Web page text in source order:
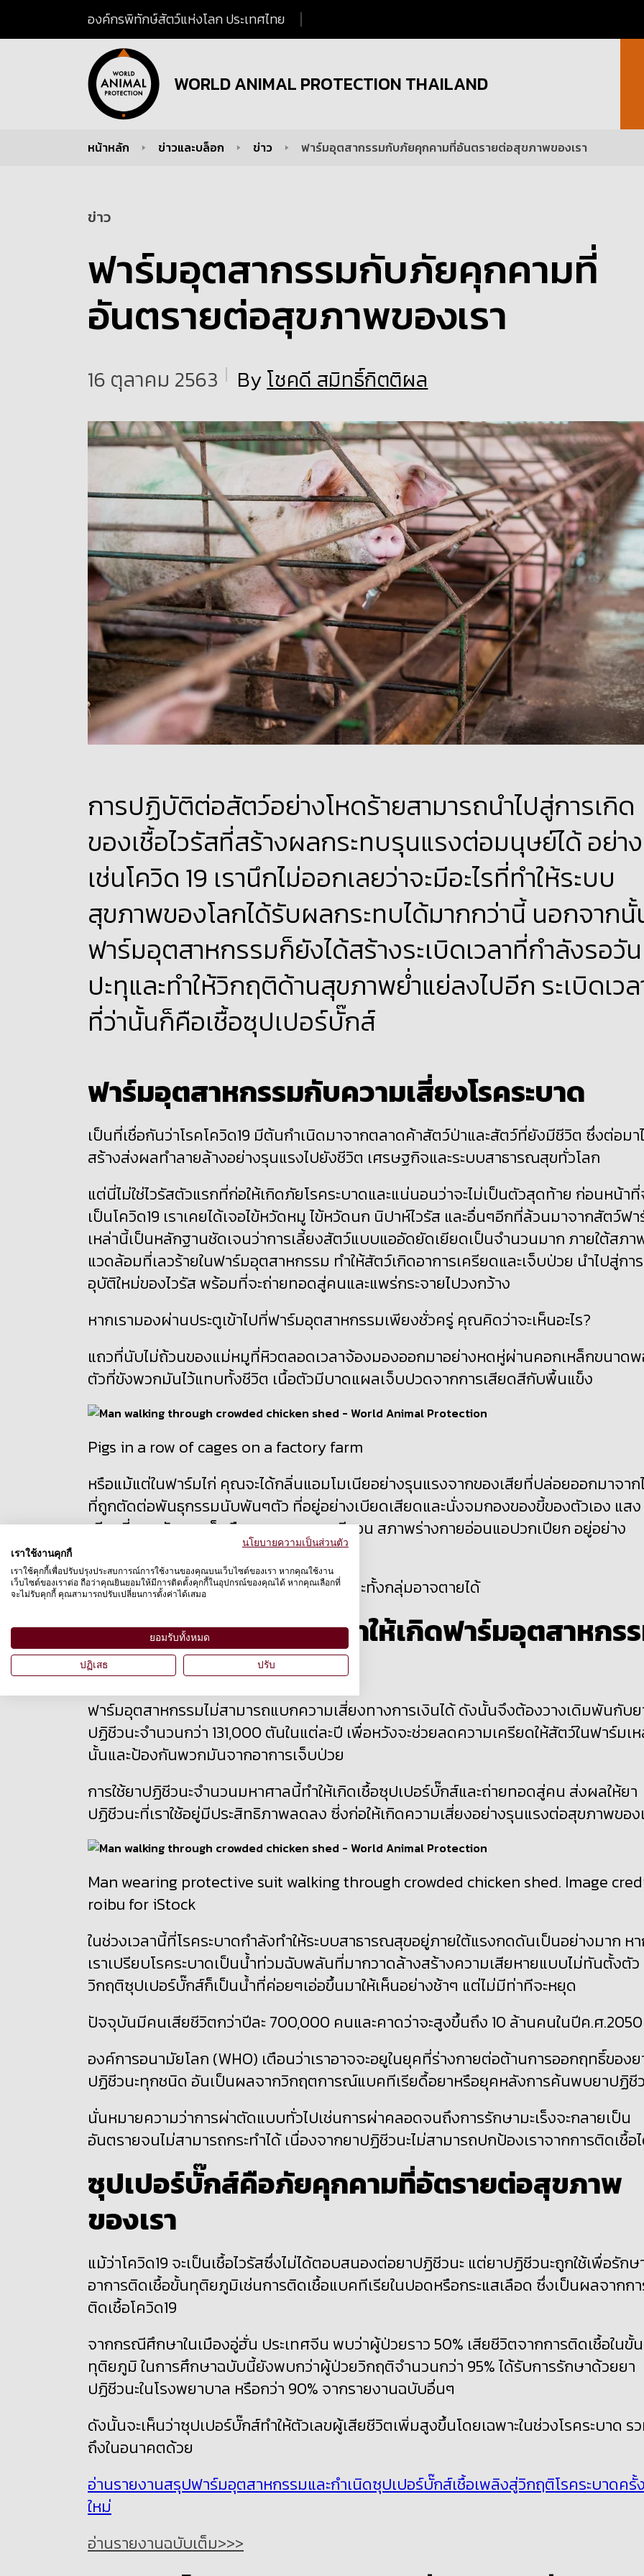
องค์กรพิทักษ์สัตว์แห่งโลก ประเทศไทย
WORLD ANIMAL PROTECTION THAILAND
You are here:หน้าหลัก ข่าวและบล็อก ข่าว ฟาร์มอุตสากรรมกับภัยคุกคามที่อันตรายต่อสุขภาพของเรา
ฟาร์มอุตสากรรมกับภัยคุกคามที่
อันตรายต่อสุขภาพของเรา
ข่าว
16 ตุลาคม 2563 Byโชคดี สมิทธิ์กิตติผล
การปฏิบัติต่อสัตว์อย่างโหดร้ายสามารถนำไปสู่การเกิด
ของเชื้อไวรัสที่สร้างผลกระทบรุนแรงต่อมนุษย์ได้ อย่าง
เช่นโควิด 19 เรานึกไม่ออกเลยว่าจะมีอะไรที่ทำให้ระบบ
สุขภาพของโลกได้รับผลกระทบได้มากกว่านี้ นอกจาก
ฟาร์มอุตสาหกรรมก็ยังได้สร้างระเบิดเวลาที่กำลังรอวัน
ปะทุและทำให้วิกฤติด้านสุขภาพย่ำแย่ลงไปอีก ระเบิดเว
ที่ว่านั้นก็คือเชื้อซุปเปอร์บั๊กส์
ฟาร์มอุตสาหกรรมกับความเสี่ยงโรคระบาด
เป็นที่เชื่อกันว่าโรคโควิด19 มีต้นกำเนิดมาจากตลาดค้าสัตว์ป่าและสัตว์ที่ยังมีชีวิต ซึ่งต่อมา
สร้างส่งผลทำลายล้างอย่างรุนแรงไปยังชีวิต เศรษฐกิจและระบบสาธารณสุขทั่วโลก
แต่นี่ไม่ใช่ไวรัสตัวแรกที่ก่อให้เกิดภัยโรคระบาดและแน่นอนว่าจะไม่เป็นตัวสุดท้าย ก่อนหน้าที่
เป็นโควิด19 เราเคยได้เจอไข้หวัดหมู ไข้หวัดนก นิปาห์ไวรัส และอื่นๆอีกที่ล้วนมาจากสัตว์ฟ
เหล่านี้เป็นหลักฐานชัดเจนว่าการเลี้ยงสัตว์แบบแออัดยัดเยียดเป็นจำนวนมาก ภายใต้สภา
แวดล้อมที่เลวร้ายในฟาร์มอุตสาหกรรม ทำให้สัตว์เกิดอาการเครียดและเจ็บป่วย นำไปสู่การ
อุบัติใหม่ของไวรัส พร้อมที่จะถ่ายทอดสู่คนและแพร่กระจายไปวงกว้าง
หากเรามองผ่านประตูเข้าไปที่ฟาร์มอุตสาหกรรมเพียงชั่วครู่ คุณคิดว่าจะเห็นอะไร?
แถวที่นับไม่ถ้วนของแม่หมูที่หิวตลอดเวลาจ้องมองออกมาอย่างหดหู่ผ่านคอกเหล็กขนาด
ตัวที่ขังพวกมันไว้แทบทั้งชีวิต เนื้อตัวมีบาดแผลเจ็บปวดจากการเสียดสีกับพื้นแข็ง
Pigs in a row of cages on a factory farm
หรือแม้แต่ในฟาร์มไก่ คุณจะได้กลิ่นแอมโมเนียอย่างรุนแรงจากของเสียที่ปล่อยออกมาจาก
ที่ถูกตัดต่อพันธุกรรมนับพันๆตัว ที่อยู่อย่างเบียดเสียดและนั่งจมกองของขี้ของตัวเอง แสง
เดียวที่พวกมันเคยเห็นคือแสงจากหลอดนีออน สภาพร่างกายอ่อนแอปวกเปียก อยู่อย่าง
ทรมานและไม่สามารถเคลื่อนไหวได้
หากเกิดโรคขึ้น อาจทำให้สัตว์ทั้งหมดป่วยและทั้งกลุ่มอาจตายได้
การพึ่งพิงยาปฏิชีวนะทำให้เกิดฟาร์มอุตสาหกร
ที่โหดร้าย
ฟาร์มอุตสาหกรรมไม่สามารถแบกความเสี่ยงทางการเงินได้ ดังนั้นจึงต้องวางเดิมพันกับ
ปฏิชีวนะจำนวนกว่า 131,000 ตันในแต่ละปี เพื่อหวังจะช่วยลดความเครียดให้สัตว์ในฟาร์มเ
นั้นและป้องกันพวกมันจากอาการเจ็บป่วย
การใช้ยาปฏิชีวนะจำนวนมหาศาลนี้ทำให้เกิดเชื้อซุปเปอร์บั๊กส์และถ่ายทอดสู่คน ส่งผลให้ยา
ปฏิชีวนะที่เราใช้อยู่มีประสิทธิภาพลดลง ซี่งก่อให้เกิดความเสี่ยงอย่างรุนแรงต่อสุขภาพของ
Man wearing protective suit walking through crowded chicken shed. Image
roibu for iStock
ในช่วงเวลานี้ที่โรคระบาดกำลังทำให้ระบบสาธารณสุขอยู่ภายใต้แรงกดดันเป็นอย่างมาก ห
เราเปรียบโรคระบาดเป็นน้ำท่วมฉับพลันที่มากวาดล้างสร้างความเสียหายแบบไม่ทันตั้งตัว
วิกฤติซุปเปอร์บั๊กส์ก็เป็นน้ำที่ค่อยๆเอ่อขึ้นมาให้เห็นอย่างช้าๆ แต่ไม่มีท่าทีจะหยุด
ปัจจุบันมีคนเสียชีวิตกว่าปีละ700,000 คนและคาดว่าจะสูงขึ้นถึง 10 ล้านคนในปีค.ศ.2050
องค์การอนามัยโลก (WHO) เตือนว่าเราอาจจะอยูในยุคที่ร่างกายต่อต้านการออกฤทธิ์ของ
ปฏิชีวนะทุกชนิด อันเป็นผลจากวิกฤตการณ์แบคทีเรียดื้อยาหรือยุคหลังการค้นพบยาปฏิชี
นั่นหมายความว่าการผ่าตัดแบบทั่วไปเช่นการผ่าคลอดจนถึงการรักษามะเร็งจะกลายเป็น
อันตรายจนไม่สามารถกระทำได้ เนื่องจากยาปฏิชีวนะไม่สามารถปกป้องเราจากการติดเชื้อ
ซุปเปอร์บั๊กส์คือภัยคุกคามที่อัตรายต่อสุขภาพ
ของเรา
แม้ว่าโควิด19 จะเป็นเชื้อไวรัสซึ่งไม่ได้ตอบสนองต่อยาปฏิชีวนะ แต่ยาปฏิชีวนะถูกใช้เพื่อรักษ
อาการติดเชื้อขั้นทุติยภูมิเช่นการติดเชื้อแบคทีเรียในปอดหรือกระแสเลือด ซึ่งเป็นผลจากก
ติดเชื้อโควิด19
จากกรณีศึกษาในเมืองอู่ฮั่น ประเทศจีน พบว่าผู้ป่วยราว 50% เสียชีวิตจากการติดเชื้อในขั้น
ทุติยภูมิ ในการศึกษาฉบับนี้ยังพบกว่าผู้ป่วยวิกฤติจำนวนกว่า 95%ได้รับการรักษาด้วยยา
ปฏิชีวนะในโรงพยาบาล หรือกว่า 90% จากรายงานฉบับอื่นๆ
ดังนั้นจะเห็นว่าซุปเปอร์บั๊กส์ทำให้ตัวเลขผู้เสียชีวิตเพิ่มสูงขึ้นโดยเฉพาะในช่วงโรคระบาด ร
ถึงในอนาคตด้วย
อ่านรายงานสรุปฟาร์มอุตสาหกรรมและกำเนิดซุปเปอร์บั๊กส์เชื้อเพลิงสู่วิกฤติโรคระบาดครั้
ใหม่
อ่านรายงานฉบับเต็ม>>>
นโยบายความเป็นส่วนตัว
เราใช้งานคุกกี้
เราใช้คุกกี้เพื่อปรับปรุงประสบการณ์การใช้งานของคุณบนเว็บไซต์ของเรา หากคุณใช้งาน
เว็บไซต์ของเราต่อ ถือว่าคุณยินยอมให้มีการติดตั้งคุกกี้ในอุปกรณ์ของคุณได้ หากคุณเลือกที่
จะไม่รับคุกกี้ คุณสามารถปรับเปลี่ยนการตั้งค่าได้เสมอ
ยอมรับทั้งหมด
ปฏิเสธ ปรับ